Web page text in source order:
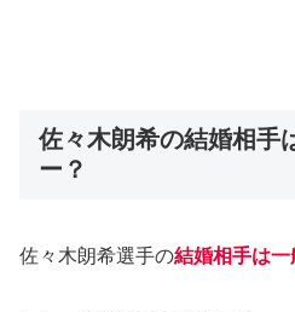
佐々木朗希の結婚相手
ー？
佐々木朗希選手の結婚相手は一